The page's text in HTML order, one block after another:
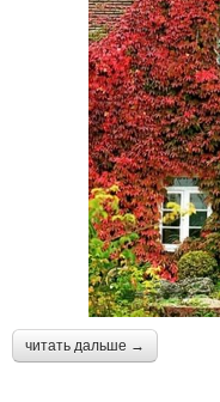
читать дальше →